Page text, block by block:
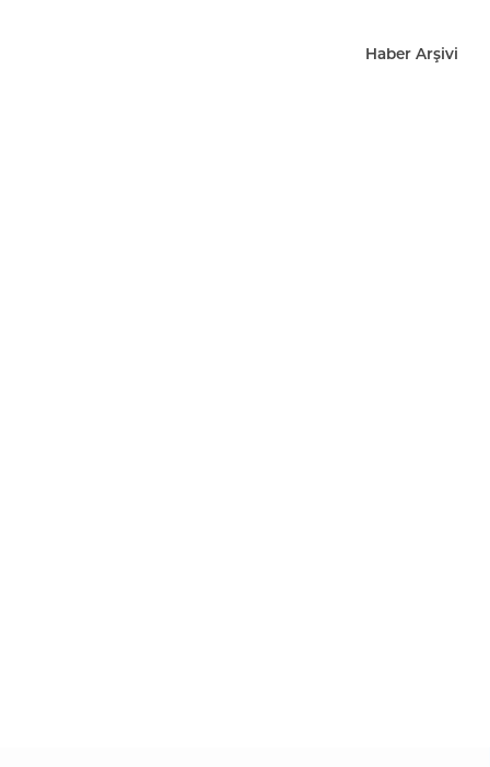
Haber Arşivi